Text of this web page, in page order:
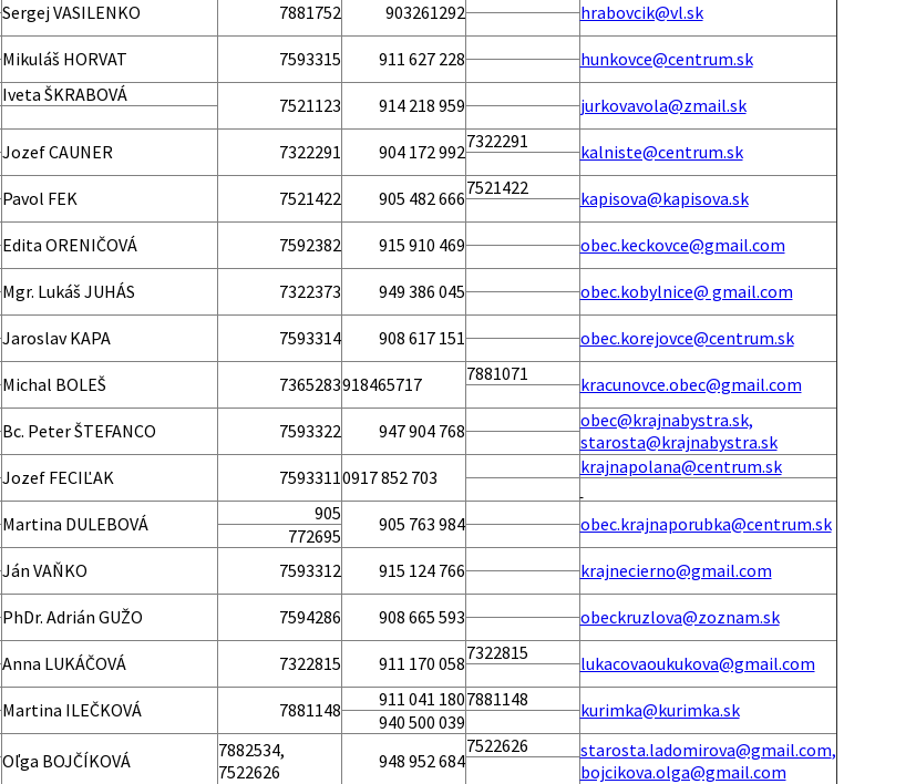
Sergej VASILENKO 7881752 903261292 hrabovcik@vl.sk
Mikuláš HORVAT 7593315 911 627 228 hunkovce@centrum.sk
Iveta ŠKRABOVÁ 7521123 914 218 959 jurkovavola@zmail.sk
Jozef CAUNER 7322291 904 172 9927322291 kalniste@centrum.sk
Pavol FEK 7521422 905 482 6667521422 kapisova@kapisova.sk
Edita ORENIČOVÁ 7592382 915 910 469 obec.keckovce@gmail.com
Mgr. Lukáš JUHÁS 7322373 949 386 045 obec.kobylnice@ gmail.com
Jaroslav KAPA 7593314 908 617 151 obec.korejovce@centrum.sk
Michal BOLEŠ 7365283918465717 7881071 kracunovce.obec@gmail.com
Bc. Peter ŠTEFANCO 7593322 947 904 768
obec@krajnabystra.sk,
starosta@krajnabystra.sk
Jozef FECIĽAK 75933110917 852 703
krajnapolana@centrum.sk
Martina DULEBOVÁ 905 905 763 984 obec.krajnaporubka@centrum.sk
772695
Ján VAŇKO 7593312 915 124 766 krajnecierno@gmail.com
PhDr. Adrián GUŽO 7594286 908 665 593 obeckruzlova@zoznam.sk
Anna LUKÁČOVÁ 7322815 911 170 0587322815 lukacovaoukukova@gmail.com
Martina ILEČKOVÁ 7881148 911 041 1807881148 kurimka@kurimka.sk
940 500 039
Oľga BOJČÍKOVÁ
7882534,
7522626
948 952 684
7522626 starosta.ladomirova@gmail.com,
bojcikova.olga@gmail.com